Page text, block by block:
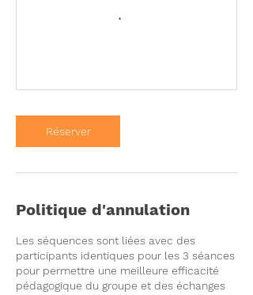
Réserver
Politique d'annulation
Les séquences sont liées avec des
participants identiques pour les 3 séances
pour permettre une meilleure efficacité
pédagogique du groupe et des échanges